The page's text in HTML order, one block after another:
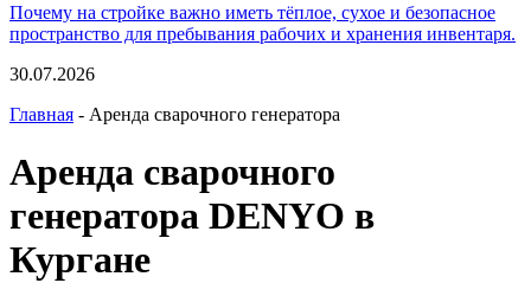
Почему на стройке важно иметь тёплое, сухое и безопасное
пространство для пребывания рабочих и хранения инвентаря.
30.07.2026
Главная - Аренда сварочного генератора
Аренда сварочного
генератора DENYO в
Кургане